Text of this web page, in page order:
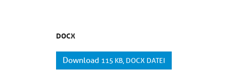
DOCX
Download 115 KB, DOCX DATEI